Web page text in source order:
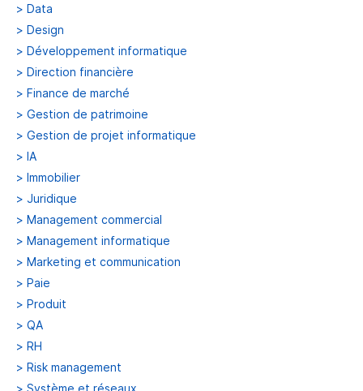
> Data
> Design
> Développement informatique
> Direction financière
> Finance de marché
> Gestion de patrimoine
> Gestion de projet informatique
> IA
> Immobilier
> Juridique
> Management commercial
> Management informatique
> Marketing et communication
> Paie
> Produit
> QA
> RH
> Risk management
> Système et réseaux